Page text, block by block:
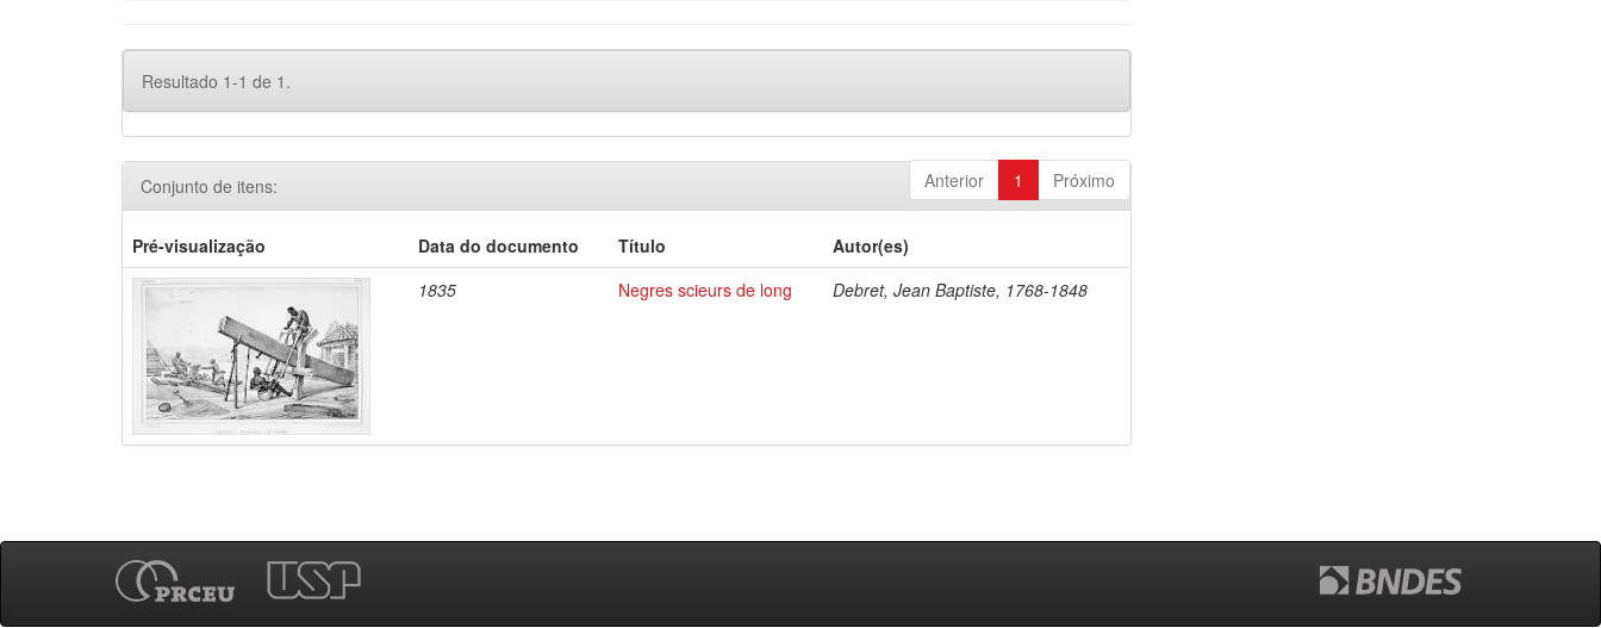
Resultado 1-1 de 1.
Anterior 1 Próximo
Conjunto de itens:
Pré-visualização Data do documento Título
Autor(es)
1835
Negres scieurs de long Debret, Jean Baptiste, 1768-1848